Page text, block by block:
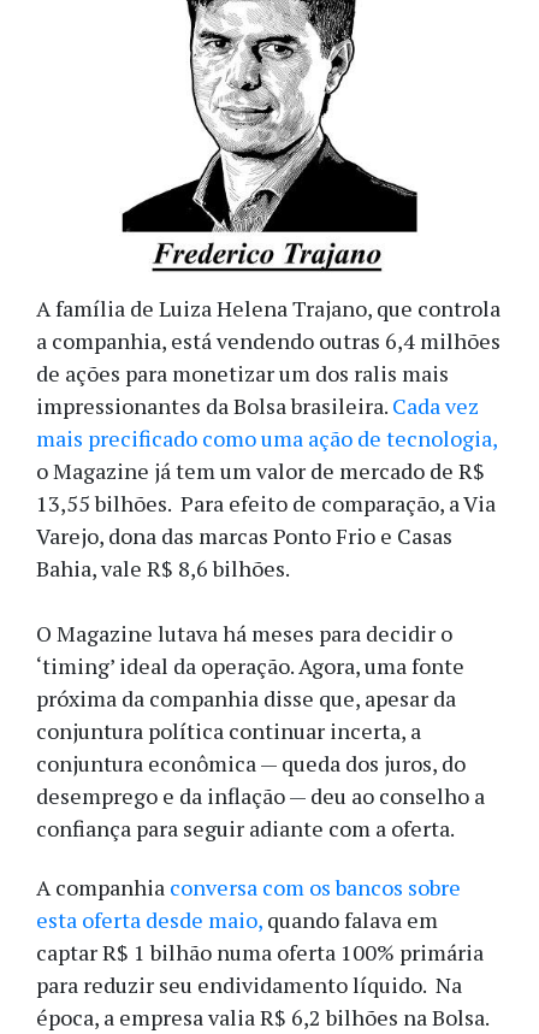
A família de Luiza Helena Trajano, que controla
a companhia, está vendendo outras 6,4 milhões
de ações para monetizar um dos ralis mais
impressionantes da Bolsa brasileira. Cada vez
mais precificado como uma ação de tecnologia,
o Magazine já tem um valor de mercado de R$
13,55 bilhões. Para efeito de comparação, a Via
Varejo, dona das marcas Ponto Frio e Casas
Bahia, vale R$ 8,6 bilhões.
O Magazine lutava há meses para decidir o
‘timing’ ideal da operação. Agora, uma fonte
próxima da companhia disse que, apesar da
conjuntura política continuar incerta, a
conjuntura econômica — queda dos juros, do
desemprego e da inflação — deu ao conselho a
confiança para seguir adiante com a oferta.
A companhia conversa com os bancos sobre
esta oferta desde maio, quando falava em
captar R$ 1 bilhão numa oferta 100% primária
para reduzir seu endividamento líquido. Na
época, a empresa valia R$ 6,2 bilhões na Bolsa.